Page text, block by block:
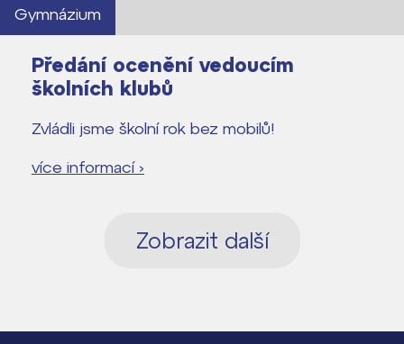
Gymnázium
Předání ocenění vedoucím
školních klubů
Zvládli jsme školní rok bez mobilů!
více informací ›
Zobrazit další